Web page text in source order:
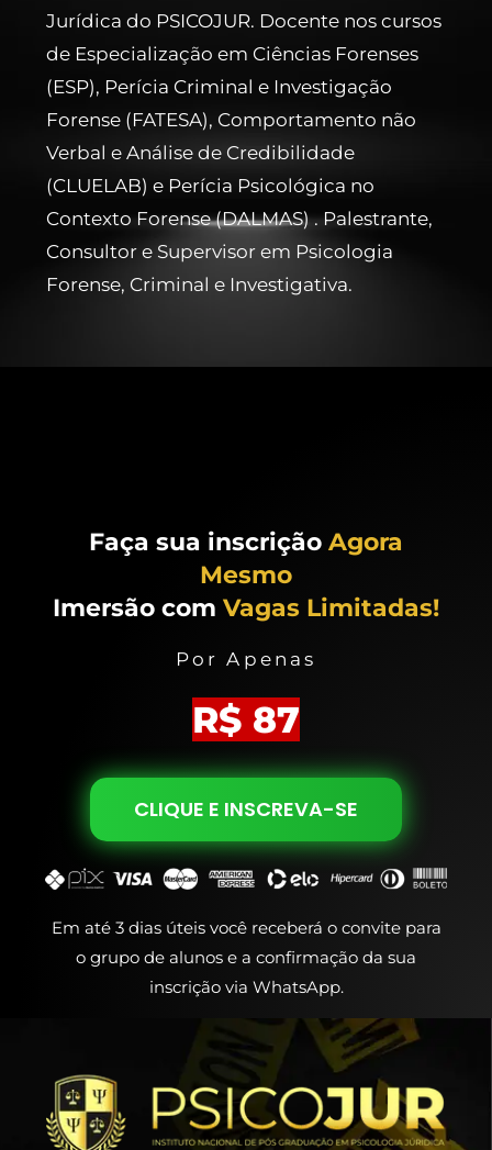
Jurídica do PSICOJUR. Docente nos cursos
de Especialização em Ciências Forenses
(ESP), Perícia Criminal e Investigação
Forense (FATESA), Comportamento não
Verbal e Análise de Credibilidade
(CLUELAB) e Perícia Psicológica no
Contexto Forense (DALMAS) . Palestrante,
Consultor e Supervisor em Psicologia
Forense, Criminal e Investigativa.
Faça sua inscrição Agora
Mesmo
Imersão com Vagas Limitadas!
Por Apenas
R$ 87
CLIQUE E INSCREVA-SE
Em até 3 dias úteis você receberá o convite para
o grupo de alunos e a confirmação da sua
inscrição via WhatsApp.